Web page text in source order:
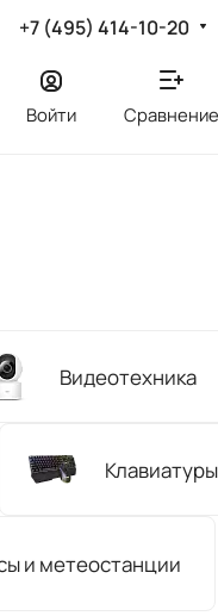
+7 (495) 414-10-20
Войти Сравнение
Видеотехника
и метеостанции